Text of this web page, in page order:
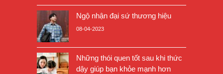
Ngộ nhận đại sứ thương hiệu
08-04-2023
Những thói quen tốt sau khi thức
dậy giúp bạn khỏe mạnh hơn